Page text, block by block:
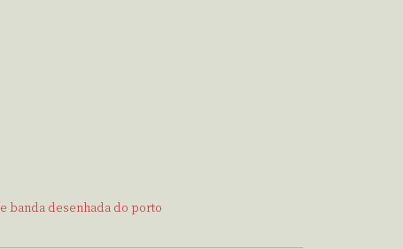
banda desenhada do porto